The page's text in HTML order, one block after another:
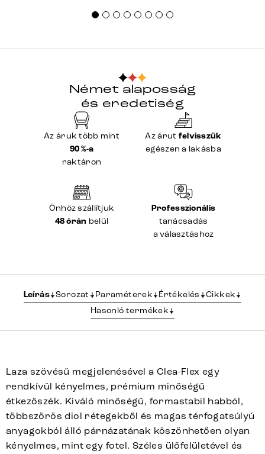
Német alaposság
és eredetiség
Az áruk több mint
90 %-a
raktáron
Az árut felvisszük
egészen a lakásba
Önhöz szállítjuk
48 órán belül
Professzionális
tanácsadás
a választáshoz
Leírás Sorozat Paraméterek Értékelés
Cikkek
Hasonló termékek
Laza szövésű megjelenésével a Clea-Flex egy
rendkívül kényelmes, prémium minőségű
étkezőszék. Kiváló minőségű, formastabil habból,
többszörös diol rétegekből és magas térfogatsúlyú
anyagokból álló párnázatának köszönhetően olyan
kényelmes, mint egy fotel. Széles ülőfelületével és